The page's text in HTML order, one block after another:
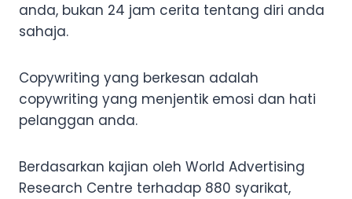
anda, bukan 24 jam cerita tentang diri anda
sahaja.
Copywriting yang berkesan adalah
copywriting yang menjentik emosi dan hati
pelanggan anda.
Berdasarkan kajian oleh World Advertising
Research Centre terhadap 880 syarikat,